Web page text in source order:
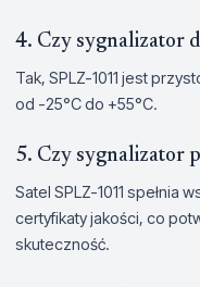
4. Czy sygnalizator
Tak, SPLZ-1011 jest
od -25°C do +55°C.
5. Czy sygnalizator
Satel SPLZ-1011 spełnia
certyfikaty jakości, co
skuteczność.